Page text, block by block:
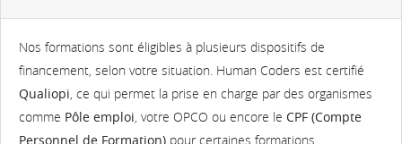
Nos formations sont éligibles à plusieurs dispositifs de
financement, selon votre situation. Human Coders est certifié
Qualiopi, ce qui permet la prise en charge par des organismes
comme Pôle emploi, votre OPCO ou encore le CPF (Compte
Personnel de Formation) pour certaines formations.